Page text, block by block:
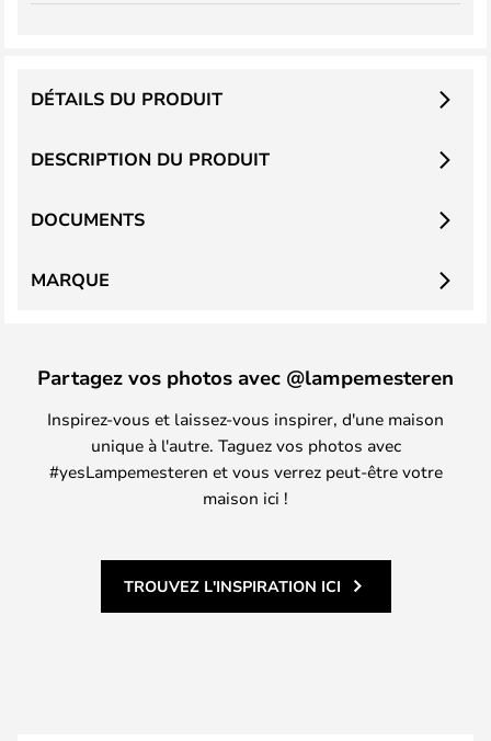
DESCRIPTION DU PRODUIT
DÉTAILS DU PRODUIT
DOCUMENTS
MARQUE
Partagez vos photos avec @lampemesteren
Inspirez-vous et laissez-vous inspirer, d'une maison
unique à l'autre. Taguez vos photos avec
#yesLampemesteren et vous verrez peut-être votre
maison ici !
TROUVEZ L'INSPIRATION ICI